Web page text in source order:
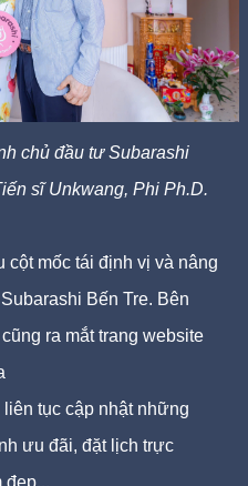
chủ đầu tư Subarashi
sĩUnkwang, Phi Ph.D.
cột mốc tái định vị và nâng
Bến Tre. Bên
ra mắt trang website
tục cập nhật những
ưu đãi, đặt lịch trực
đẹp...